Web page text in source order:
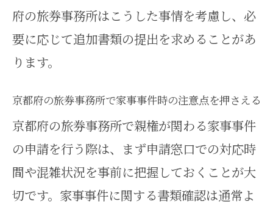
府の旅券事務所はこうした事情を考慮し、必
要に応じて追加書類の提出を求めることがあ
ります。
京都府の旅券事務所で家事事件時の注意点を押さえる
京都府の旅券事務所で親権が関わる家事事件
の申請を行う際は、まず申請窓口での対応時
間や混雑状況を事前に把握しておくことが大
切です。家事事件に関する書類確認は通常よ